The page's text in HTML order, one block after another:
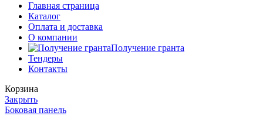
Главная страница
Каталог
Оплата и доставка
О компании
Получение гранта
Тендеры
Контакты
Корзина
Закрыть
Боковая панель